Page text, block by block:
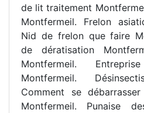
de lit traitement
Montfermeil. Frelon
Nid de frelon que faire
de dératisation
Montfermeil.
Montfermeil.
Comment se
Montfermeil. Punaise